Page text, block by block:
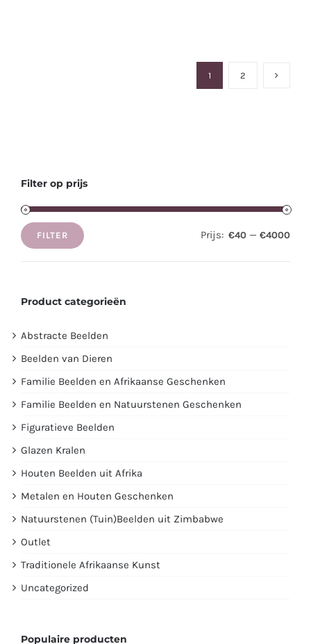
1 2
Filter op prijs
Min.
Max.
FILTER Prijs: €40 — €4000
Product categorieën
Abstracte Beelden
Beelden van Dieren
Familie Beelden en Afrikaanse Geschenken
Familie Beelden en Natuurstenen Geschenken
Figuratieve Beelden
Glazen Kralen
Houten Beelden uit Afrika
Metalen en Houten Geschenken
Natuurstenen (Tuin)Beelden uit Zimbabwe
Outlet
Traditionele Afrikaanse Kunst
Uncategorized
Populaire producten